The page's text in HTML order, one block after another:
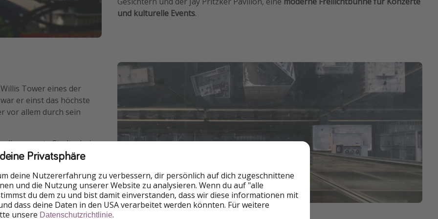
und kulturelle Events.
Tower eines der
war er einst das höchste
vor allem durch sein
gesamte Stadt – bei
Seen. Besonders
aus der Fassade
Deinen Füßen
Privatsphäre
deine Nutzererfahrung zu verbessern, dir persönlich auf dich zugeschnittene
und die Nutzung unserer Website zu analysieren. Wenn du auf "alle
du dem zu und bist damit einverstanden, dass wir diese informationen mit
dass deine Daten in den USA verarbeitet werden könnten. Für weitere
unsere Datenschutzrichtlinie.